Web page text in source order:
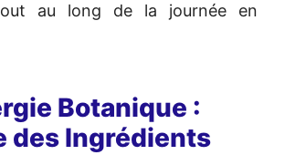
au long de la journée en
Botanique :
des Ingrédients